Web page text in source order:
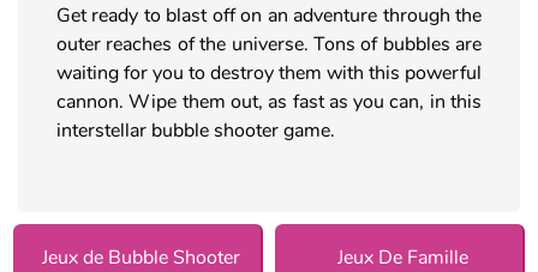
Get ready to blast off on an adventure through the
outer reaches of the universe. Tons of bubbles are
waiting for you to destroy them with this powerful
cannon. Wipe them out, as fast as you can, in this
interstellar bubble shooter game.
Jeux de Bubble Shooter Jeux De Famille